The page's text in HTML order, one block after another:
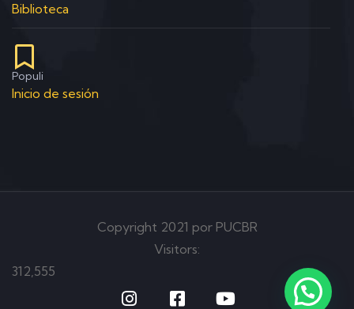
Biblioteca
Populi
Inicio de sesión
Copyright 2021 por PUCBR
Visitors:
312,555